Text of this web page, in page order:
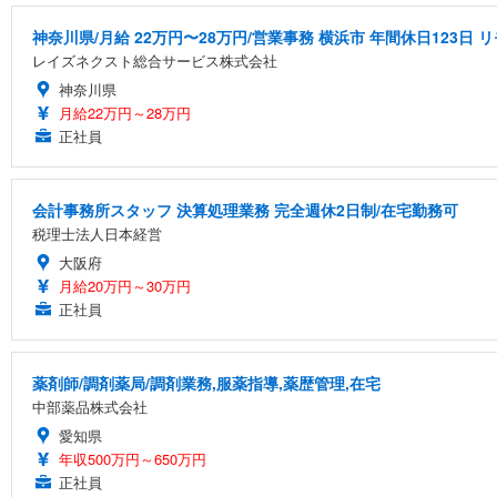
神奈川県/月給 22万円〜28万円/営業事務 横浜市 年間休日123日
レイズネクスト総合サービス株式会社
神奈川県
月給22万円～28万円
正社員
会計事務所スタッフ 決算処理業務 完全週休2日制/在宅勤務可
税理士法人日本経営
大阪府
月給20万円～30万円
正社員
薬剤師/調剤薬局/調剤業務,服薬指導,薬歴管理,在宅
中部薬品株式会社
愛知県
年収500万円～650万円
正社員